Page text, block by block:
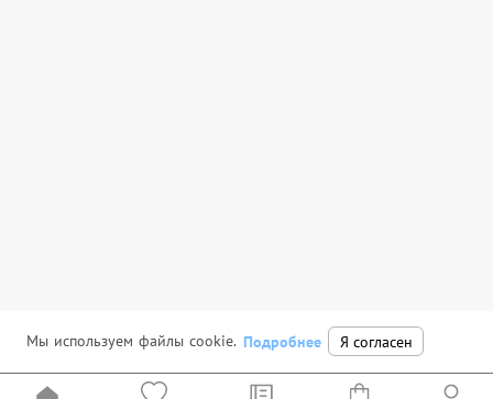
Мы используем файлы cookie. Подробнее Я согласен